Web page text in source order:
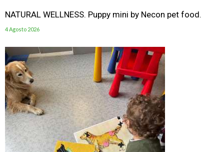
NATURAL WELLNESS. Puppy mini by Necon pet food.
4 Agosto 2026